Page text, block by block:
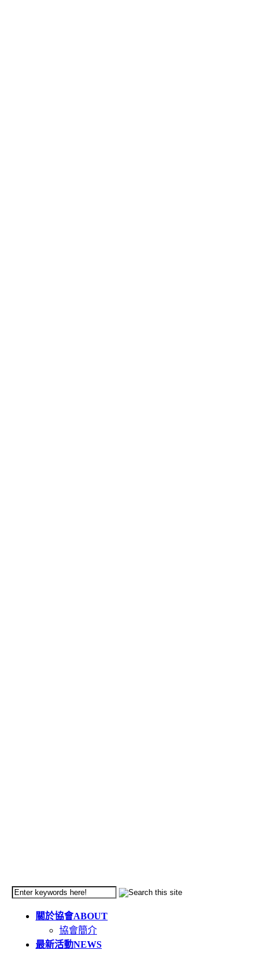
關於協會ABOUT
協會簡介
最新活動NEWS